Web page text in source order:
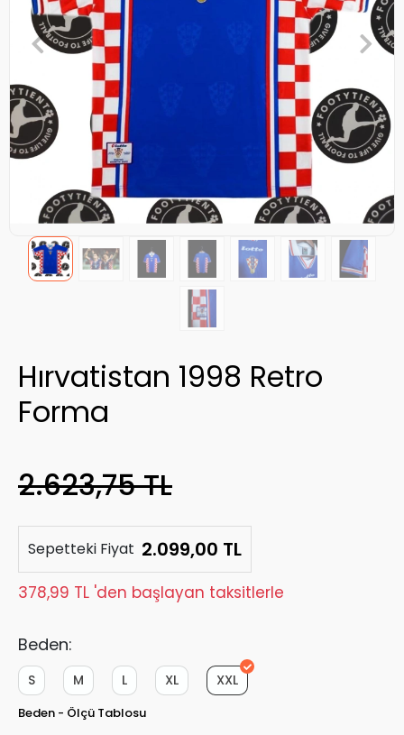
Hırvatistan 1998 Retro
Forma
2.623,75 TL
Sepetteki Fiyat 2.099,00 TL
378,99 TL 'den başlayan taksitlerle
Beden:
XXL
XL
L
M
S
Beden - Ölçü Tablosu